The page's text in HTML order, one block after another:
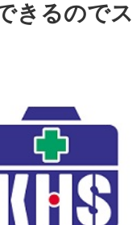
きるのでス